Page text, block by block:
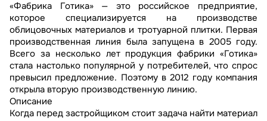
«Фабрика Готика» — это российское предприятие,
которое специализируется на производстве
облицовочных материалов и тротуарной плитки. Первая
производственная линия была запущена в 2005 году.
Всего за несколько лет продукция фабрики «Готика»
стала настолько популярной у потребителей, что спрос
превысил предложение. Поэтому в 2012 году компания
открыла вторую производственную линию.
Описание
Когда перед застройщиком стоит задача найти материал